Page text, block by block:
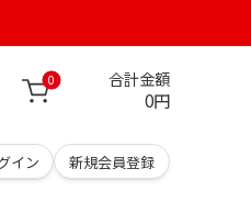
0 合計金額
0円
イン 新規会員登録